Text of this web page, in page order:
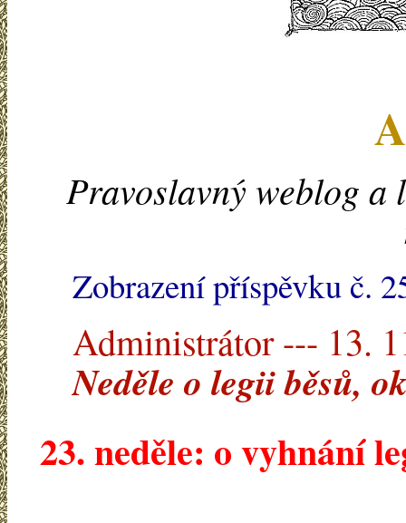
Pravoslavný weblog a
Zobrazení příspěvku č.
Administrátor --- 13.
Neděle o legii běsů,
23. neděle: o vyhnání